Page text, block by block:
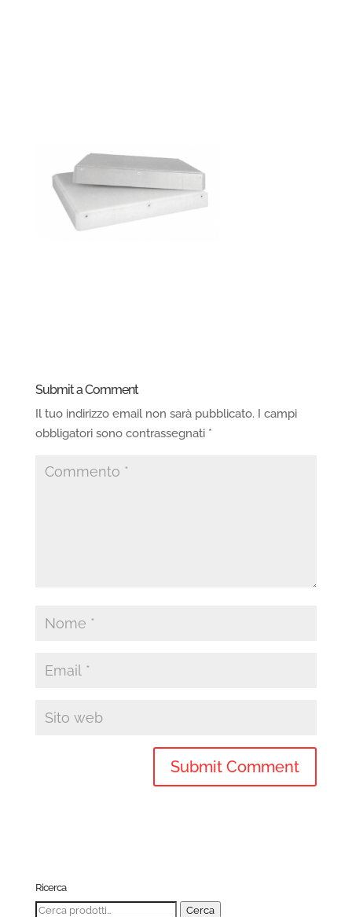
Submit a Comment
Il tuo indirizzo email non sarà pubblicato. I campi
obbligatori sono contrassegnati *
Ricerca
Cerca: Cerca